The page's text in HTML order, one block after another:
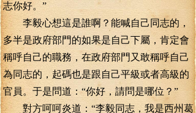
志你好。”
李毅心想這是誰啊？能喊自己同志的，
多半是政府部門的如果是自己下屬，肯定會
稱呼自己的職務，在政府部門又敢稱呼自己
為同志的，起碼也是跟自己平級或者高級的
官員。于是問道：“你好，請問是哪位？”
對方呵呵炎道：“李毅同志，我是西州葛